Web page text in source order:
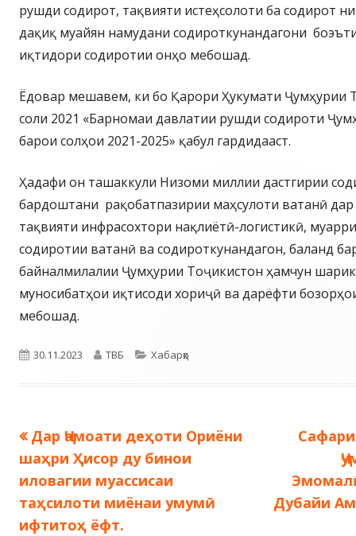
рушди содирот, тақвияти истеҳсолоти ба содирот
дақиқ муайян намудани содироткунандагони
иқтидори содиротии онҳо мебошад.
Ёдовар мешавем, ки бо Қарори Ҳукумати Ҷумҳурии
соли 2021 «Барномаи давлатии рушди содироти
барои солҳои 2021-2025» қабул гардидааст.
Ҳадафи он ташаккули Низоми миллии дастгирии
бардоштани рақобатпазирии маҳсулоти ватанӣ
тақвияти инфрасохтори нақлиётӣ-логистикӣ,
содиротии ватанӣ ва содироткунандагон, баланд
байналмилалии Ҷумҳурии Тоҷикистон ҳамчун
муносибатҳои иқтисоди хориҷӣ ва дарёфти
мебошад.
Опубликовано
30.11.2023 Автор
ТВБ Рубрики
Хабарҳо
Навигация
по
записям
Предыдущая
запись:
Дар Ҷамоати деҳоти Ориёни
шаҳри Ҳисор ду бинои
иловагии муассисаи
таҳсилоти миёнаи умумӣ
ифтитоҳ ёфт.
запись:
Дубайи